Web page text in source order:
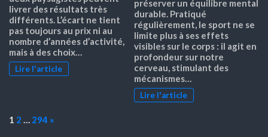
livrer des résultats très
différents. L’écart ne tient
pas toujours au prix ni au
nombre d’années d’activité,
mais à des choix…
Lire l'article
préserver un équilibre mental
durable. Pratiqué
régulièrement, le sport ne se
limite plus à ses effets
visibles sur le corps : il agit en
profondeur sur notre
cerveau, stimulant des
mécanismes…
Lire l'article
Page:
1 2 … 294 Next
»